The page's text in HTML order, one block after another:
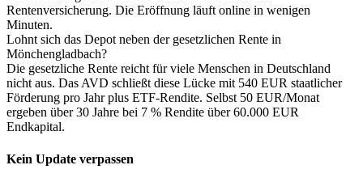
Rentenversicherung. Die Eröffnung läuft online in wenigen
Minuten.
Lohnt sich das Depot neben der gesetzlichen Rente in
Mönchengladbach?
Die gesetzliche Rente reicht für viele Menschen in Deutschland
nicht aus. Das AVD schließt diese Lücke mit 540 EUR staatlicher
Förderung pro Jahr plus ETF-Rendite. Selbst 50 EUR/Monat
ergeben über 30 Jahre bei 7 % Rendite über 60.000 EUR
Endkapital.
Kein Update verpassen